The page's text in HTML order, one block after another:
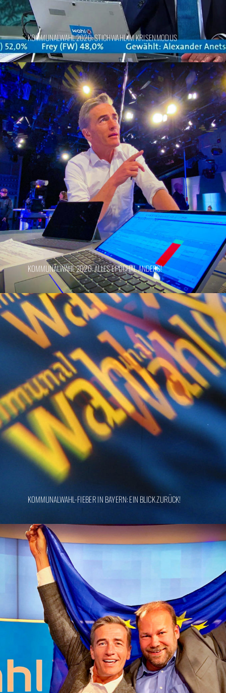
KOMMUNALWAHL 2020: STICHWAHL IM KRISENMODUS
KOMMUNALWAHL 2020: ALLES EPOCHAL ANDERS!
KOMMUNALWAHL-FIEBER IN BAYERN: EIN BLICK ZURÜCK!